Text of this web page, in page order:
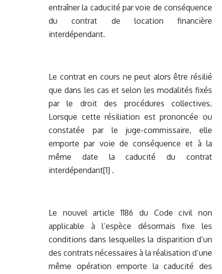
entraîner la caducité par voie de conséquence
du contrat de location financière
interdépendant.
Le contrat en cours ne peut alors être résilié
que dans les cas et selon les modalités fixés
par le droit des procédures collectives.
Lorsque cette résiliation est prononcée ou
constatée par le juge-commissaire, elle
emporte par voie de conséquence et à la
même date la caducité du contrat
interdépendant[1] .
Le nouvel article 1186 du Code civil non
applicable à l’espèce désormais fixe les
conditions dans lesquelles la disparition d’un
des contrats nécessaires à la réalisation d’une
même opération emporte la caducité des